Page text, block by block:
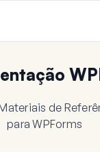
de
para WPForms